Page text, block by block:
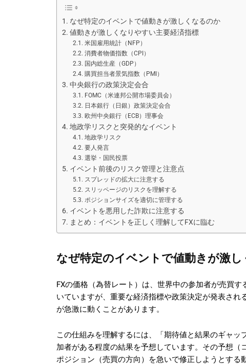
なぜ特定のイベントで値動きが激しくなるのか
値動きが激しくなりやすい主要経済指標
米国雇用統計（NFP）
消費者物価指数（CPI）
国内総生産（GDP）
購買担当者景気指数（PMI）
中央銀行の政策決定会合
FOMC（米連邦公開市場委員会）
日本銀行（日銀）政策決定会合
欧州中央銀行（ECB）理事会
地政学リスクと突発的なイベント
地政学リスク
要人発言
選挙・国民投票
イベント前後のリスク管理と注意点
スプレッドの拡大に注意する
スリッページのリスクを理解する
ポジションサイズを適切に管理する
イベントを悪用した詐欺に注意する
まとめ：イベントを正しく理解してFXに臨む
なぜ特定のイベントで値動きが激
FXの価格（為替レート）は、世界中の参加者が売買
いていますが、重要な経済指標や政策決定が発表さ
が急激に動くことがあります。
この仕組みを理解するには、「期待値と結果のギャ
加者がある程度の結果を予想しています。その予想（
ポジション（売買の方向）を急いで修正しようとする